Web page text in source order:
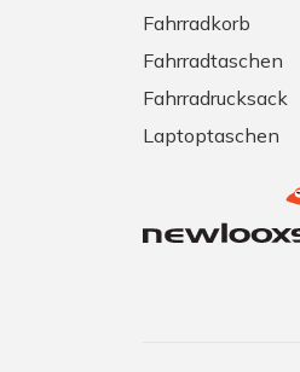
Fahrradkorb
Fahrradtaschen
Fahrradrucksack
Laptoptaschen